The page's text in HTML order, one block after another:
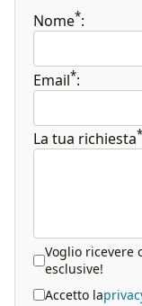
Nome*:
Email*:
La tua richiesta*
Voglio
esclusive!
Accetto la